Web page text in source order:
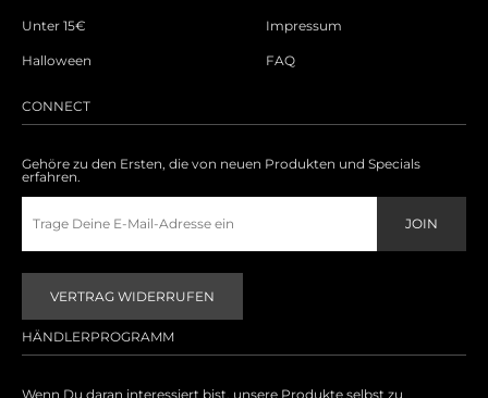
Unter 15€
Halloween
Impressum
FAQ
CONNECT
Gehöre zu den Ersten, die von neuen Produkten und Specials
erfahren.
VERTRAG WIDERRUFEN
HÄNDLERPROGRAMM
Wenn Du daran interessiert bist, unsere Produkte selbst zu